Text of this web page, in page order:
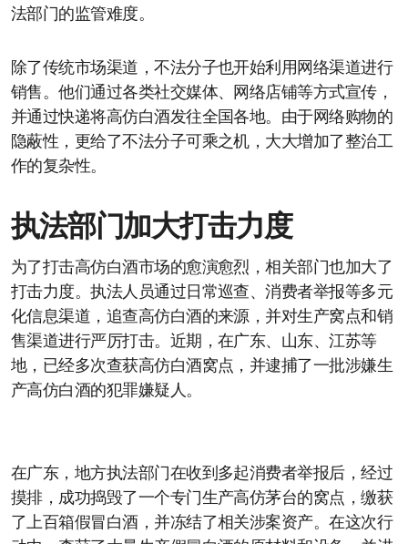
法部门的监管难度。
除了传统市场渠道，不法分子也开始利用网络渠道进行
销售。他们通过各类社交媒体、网络店铺等方式宣传，
并通过快递将高仿白酒发往全国各地。由于网络购物的
隐蔽性，更给了不法分子可乘之机，大大增加了整治工
作的复杂性。
执法部门加大打击力度
为了打击高仿白酒市场的愈演愈烈，相关部门也加大了
打击力度。执法人员通过日常巡查、消费者举报等多元
化信息渠道，追查高仿白酒的来源，并对生产窝点和销
售渠道进行严厉打击。近期，在广东、山东、江苏等
地，已经多次查获高仿白酒窝点，并逮捕了一批涉嫌生
产高仿白酒的犯罪嫌疑人。
在广东，地方执法部门在收到多起消费者举报后，经过
摸排，成功捣毁了一个专门生产高仿茅台的窝点，缴获
了上百箱假冒白酒，并冻结了相关涉案资产。在这次行